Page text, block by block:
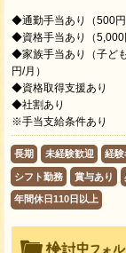
◆通勤手当あり（500円/
◆資格手当あり（5,000
◆家族⼿当あり（子ど
円/月）
◆資格取得⽀援あり
◆社割あり
※手当支給条件あり
長期 未経験歓迎 経
シフト勤務 賞与あり
年間休日110日以上